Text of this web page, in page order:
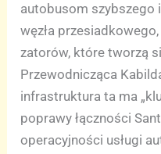
autobusom szybszego
węzła
zatorów, które tworzą
Przewodnicząca
infrastruktura ta ma
poprawy łączności
operacyjności usługi